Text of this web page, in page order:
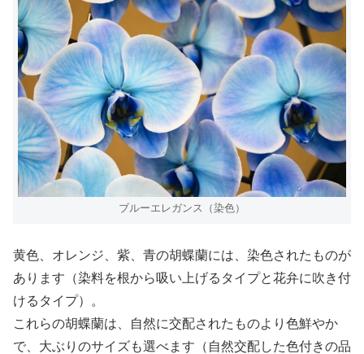
ブルーエレガンス（染色）
黄色、オレンジ、紫、青の胡蝶蘭には、染色されたものが
あります（染料を根から吸い上げるタイプと花弁に吹き付
けるタイプ）。
これらの胡蝶蘭は、自然に交配されたものより色鮮やか
で、大ぶりのサイズも選べます（自然交配した色付きの品